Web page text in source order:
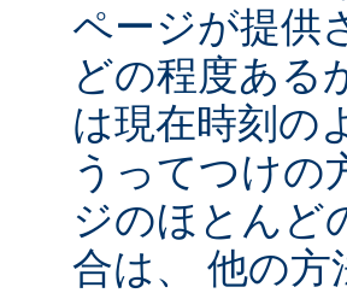
ページが提供
どの程度ある
は現在時刻の
うってつけの
ジのほとんど
合は、 他の